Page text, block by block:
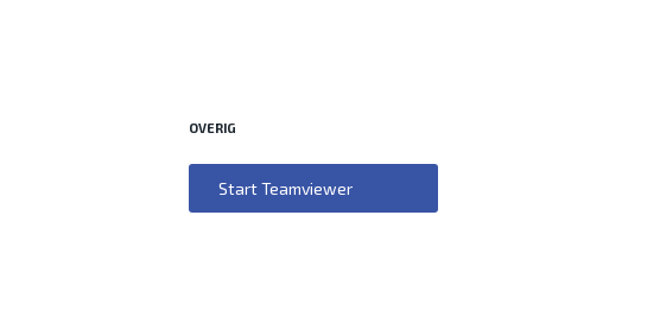
OVERIG
Start Teamviewer